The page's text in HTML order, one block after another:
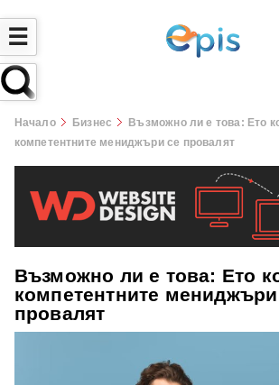
☰
Начало Бизнес
Възможно ли е това: Ето
компетентните мениджъри се провалят
Възможно ли е това: Ето
компетентните
провалят